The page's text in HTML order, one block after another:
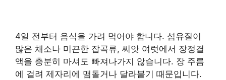
4일 전부터 음식을 가려 먹어야 합니다. 섬유질이
많은 채소나 미끈한 잡곡류, 씨앗 여럿에서 장정결
액을 충분히 마셔도 빠져나가지 않습니다. 장 주름
에 걸려 제자리에 맴돌거나 달라붙기 때문입니다.